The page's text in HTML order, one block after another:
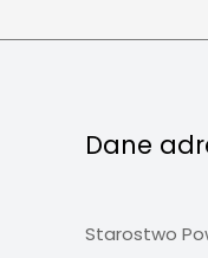
Dane
Starostwo